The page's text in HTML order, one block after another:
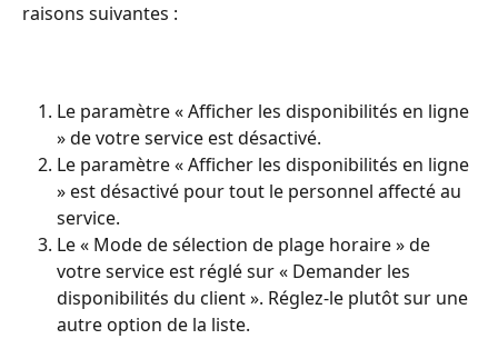
raisons suivantes :
Le paramètre « Afficher les disponibilités en ligne
» de votre service est désactivé.
Le paramètre « Afficher les disponibilités en ligne
» est désactivé pour tout le personnel affecté au
service.
Le « Mode de sélection de plage horaire » de
votre service est réglé sur « Demander les
disponibilités du client ». Réglez-le plutôt sur une
autre option de la liste.